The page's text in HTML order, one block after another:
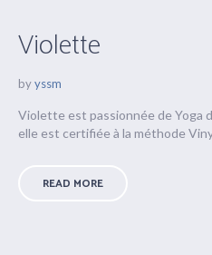
Violette
byyssm
Violette est passionnée de Yoga
elle est certifiée à la méthode
READ MORE